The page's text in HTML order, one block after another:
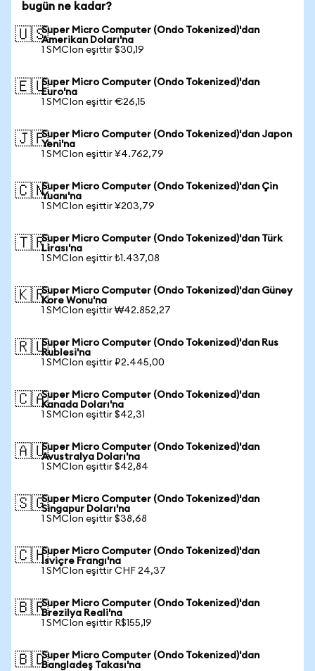
bugün ne kadar?
🇺🇸Super Micro Computer (Ondo Tokenized)'dan
Amerikan Doları'na
1 SMCIon eşittir $30,19
🇪🇺Super Micro Computer (Ondo Tokenized)'dan
Euro'na
1 SMCIon eşittir €26,15
🇯🇵Super Micro Computer (Ondo Tokenized)'dan Japon
Yeni'na
1 SMCIon eşittir ¥4.762,79
🇨🇳Super Micro Computer (Ondo Tokenized)'dan Çin
Yuanı'na
1 SMCIon eşittir ¥203,79
🇹🇷Super Micro Computer (Ondo Tokenized)'dan Türk
Lirası'na
1 SMCIon eşittir ₺1.437,08
🇰🇷Super Micro Computer (Ondo Tokenized)'dan Güney
Kore Wonu'na
1 SMCIon eşittir ₩42.852,27
🇷🇺Super Micro Computer (Ondo Tokenized)'dan Rus
Rublesi'na
1 SMCIon eşittir ₽2.445,00
🇨🇦Super Micro Computer (Ondo Tokenized)'dan
Kanada Doları'na
1 SMCIon eşittir $42,31
🇦🇺Super Micro Computer (Ondo Tokenized)'dan
Avustralya Doları'na
1 SMCIon eşittir $42,84
🇸🇬Super Micro Computer (Ondo Tokenized)'dan
Singapur Doları'na
1 SMCIon eşittir $38,68
🇨🇭Super Micro Computer (Ondo Tokenized)'dan
İsviçre Frangı'na
1 SMCIon eşittir CHF 24,37
🇧🇷Super Micro Computer (Ondo Tokenized)'dan
Brezilya Reali'na
1 SMCIon eşittir R$155,19
🇧🇩Super Micro Computer (Ondo Tokenized)'dan
Bangladeş Takası'na